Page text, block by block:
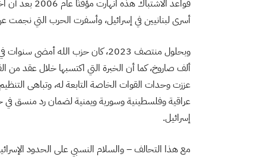
قواعد
أسرى لبنانيين في إسرائيل، وأسفرت الحرب التي نجمت عن ذلك عن مقتل
ألف صاروخ، كما أن الخبرة التي اكتسبها خلال عقد من
عززت وحدات القوات الخاصة التابعة له، وتباهى
عراقية وفلسطينية وسورية ويمنية لضمان رد منسق
إسرائيل.
مع هذا التحالف – والسلام النسبي على الحدود